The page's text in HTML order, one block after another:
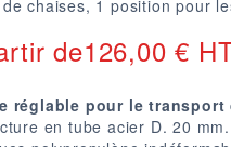
chaises, 1 position pour
de126,00 €
réglable pour le transport
en tube acier D. 20 mm.